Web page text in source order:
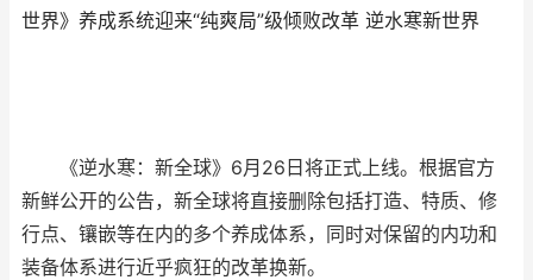
世界》养成系统迎来“纯爽局”级倾败改革 逆水寒新世界
《逆水寒：新全球》6月26日将正式上线。根据官方
新鲜公开的公告，新全球将直接删除包括打造、特质、修
行点、镶嵌等在内的多个养成体系，同时对保留的内功和
装备体系进行近乎疯狂的改革换新。